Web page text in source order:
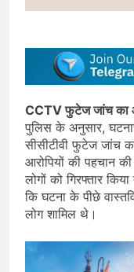
CCTV फुटेज जांच का
पुलिस के अनुसार,
सीसीटीवी फुटेज जांच
आरोपियों की पहचान
लोगों को गिरफ्तार
कि घटना के पीछे
लोग शामिल थे।